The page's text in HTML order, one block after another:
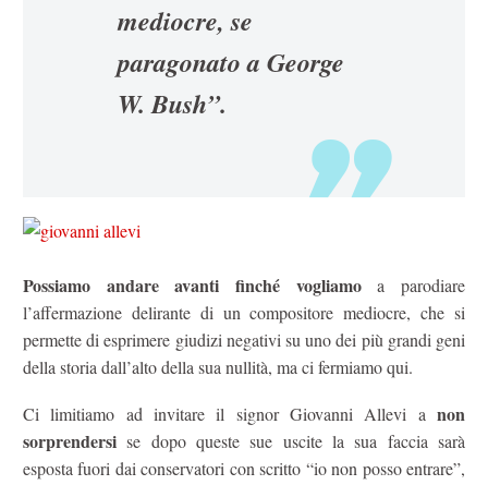
mediocre, se
paragonato a George
W. Bush”.
Possiamo andare avanti finché vogliamoa parodiare
l’affermazione delirante di un compositore mediocre, che si
permette di esprimere giudizi negativi su uno dei più grandi geni
della storia dall’alto della sua nullità, ma ci fermiamo qui.
Ci limitiamo ad invitare il signor Giovanni Allevi a non
sorprendersi se dopo queste sue uscite la sua faccia sarà
esposta fuori dai conservatori con scritto “io non posso entrare”,